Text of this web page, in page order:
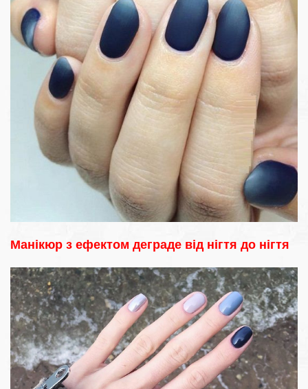
Манікюр з ефектом деграде від нігтя до нігтя